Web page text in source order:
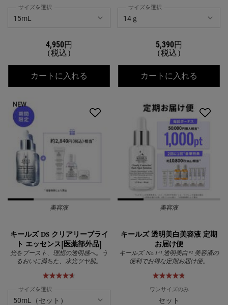
サイズを選択
4,950円
（税込）
カートに入れる キールズ ミッドナイトボタニカル コ
サイズを選択
5,390円
（税込）
カートに入れる
NEW
美容液
キールズ DS クリアリーブライ
ト エッセンス[医薬部外品]
光をブースト、理想の透明感へ。う
るおいに満ちた、水光ツヤ肌。
サイズを選択
美容液
キールズ 透明美白美容液 定期
お届け便
キールズ No.1*¹ 透明美白*² 美容液の
便利でお得な定期お届け便。
ワンサイズのみ
セット